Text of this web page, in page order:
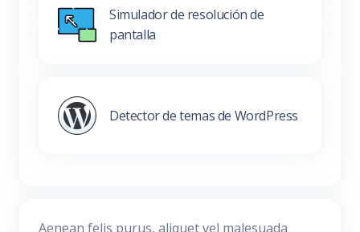
Simulador de resolución de
pantalla
Detector de temas de WordPress
Aenean felis purus, aliquet vel malesuada